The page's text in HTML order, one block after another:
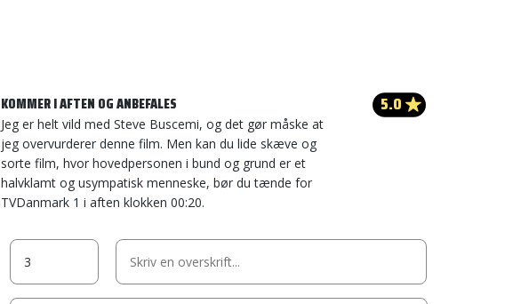
KOMMER I AFTEN OG ANBEFALES
Jeg er helt vild med Steve Buscemi, og det gør måske at
jeg overvurderer denne film. Men kan du lide skæve og
sorte film, hvor hovedpersonen i bund og grund er et
halvklamt og usympatisk menneske, bør du tænde for
TVDanmark 1 i aften klokken 00:20.
5.0